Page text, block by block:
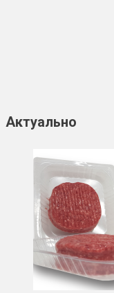
Актуально